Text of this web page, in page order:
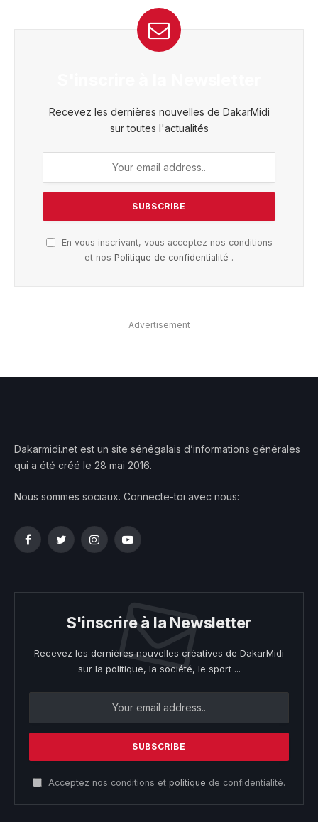
Recevez les dernières nouvelles de DakarMidi
sur toutes l'actualités
En vous inscrivant, vous acceptez nos conditions
et nos Politique de confidentialité .
Advertisement
Dakarmidi.net est un site sénégalais d’informations générales
qui a été créé le 28 mai 2016.
Nous sommes sociaux. Connecte-toi avec nous:
FacebookTwitterInstagramYouTube
S'inscrire à la Newsletter
Recevez les dernières nouvelles créatives de DakarMidi
sur la politique, la société, le sport ...
Acceptez nos conditions et politique de confidentialité.